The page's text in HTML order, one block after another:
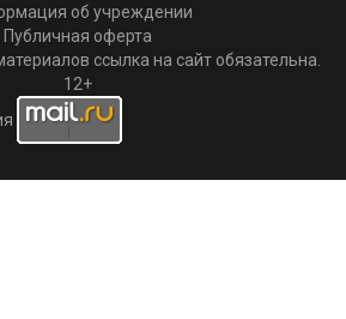
об учреждении
Публичная оферта
ссылка на сайт обязательна.
12+